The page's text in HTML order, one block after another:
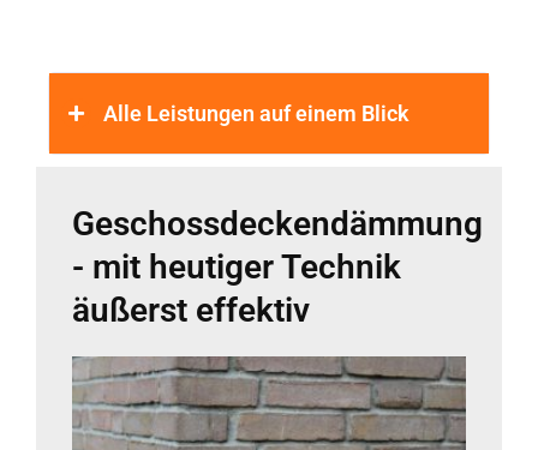
Alle Leistungen auf einem Blick
Geschossdeckendämmung
- mit heutiger Technik
äußerst effektiv